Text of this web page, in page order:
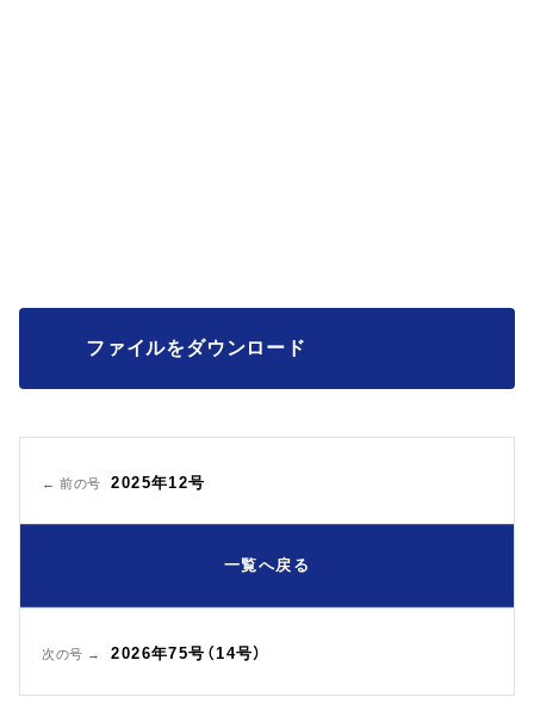
ファイルをダウンロード
← 前の号 2025年12号
一覧へ戻る
次の号 → 2026年75号（14号）